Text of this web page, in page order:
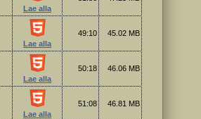
Lae alla
Lae alla
49:10 45.02 MB
Lae alla
50:18 46.06 MB
Lae alla
51:08 46.81 MB